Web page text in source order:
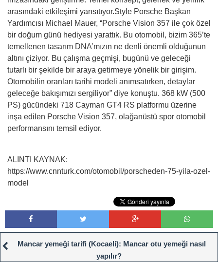
arasındaki etkileşimi yansıtıyor.Style Porsche Başkan
Yardımcısı Michael Mauer, “Porsche Vision 357 ile çok özel
bir doğum günü hediyesi yarattık. Bu otomobil, bizim 365’te
temellenen tasarım DNA’mızın ne denli önemli olduğunun
altını çiziyor. Bu çalışma geçmişi, bugünü ve geleceği
tutarlı bir şekilde bir araya getirmeye yönelik bir girişim.
Otomobilin oranları tarihi modeli anımsatırken, detaylar
geleceğe bakışımızı sergiliyor” diye konuştu. 368 kW (500
PS) gücündeki 718 Cayman GT4 RS platformu üzerine
inşa edilen Porsche Vision 357, olağanüstü spor otomobil
performansını temsil ediyor.
ALINTI KAYNAK:
https://www.cnnturk.com/otomobil/porscheden-75-yila-ozel-
model
Mancar yemeği tarifi (Kocaeli): Mancar otu yemeği nasıl
yapılır?